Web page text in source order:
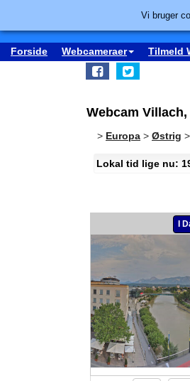
Forside Webcameraer Tilmeld
Webcam
> Europa > Østrig >
Lokal tid lige nu:
I
Vi bruger